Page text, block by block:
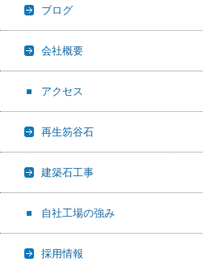
ブログ
会社概要
アクセス
再生笏谷石
建築石工事
自社工場の強み
採用情報